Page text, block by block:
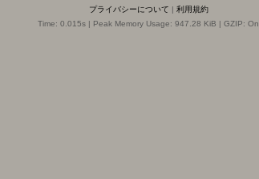
プライバシーについて | 利用規約
Time: 0.015s | Peak Memory Usage: 947.28 KiB | GZIP: On